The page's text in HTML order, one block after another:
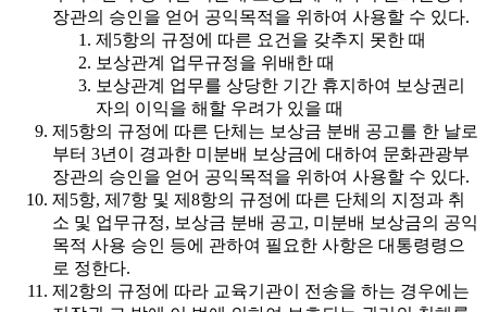
장관의 승인을 얻어 공익목적을 위하여 사용할 수 있다.
제5항의 규정에 따른 요건을 갖추지 못한 때
보상관계 업무규정을 위배한 때
보상관계 업무를 상당한 기간 휴지하여 보상권리
자의 이익을 해할 우려가 있을 때
제5항의 규정에 따른 단체는 보상금 분배 공고를 한 날로
부터 3년이 경과한 미분배 보상금에 대하여 문화관광부
장관의 승인을 얻어 공익목적을 위하여 사용할 수 있다.
제5항, 제7항 및 제8항의 규정에 따른 단체의 지정과 취
소 및 업무규정, 보상금 분배 공고, 미분배 보상금의 공익
목적 사용 승인 등에 관하여 필요한 사항은 대통령령으
로 정한다.
제2항의 규정에 따라 교육기관이 전송을 하는 경우에는